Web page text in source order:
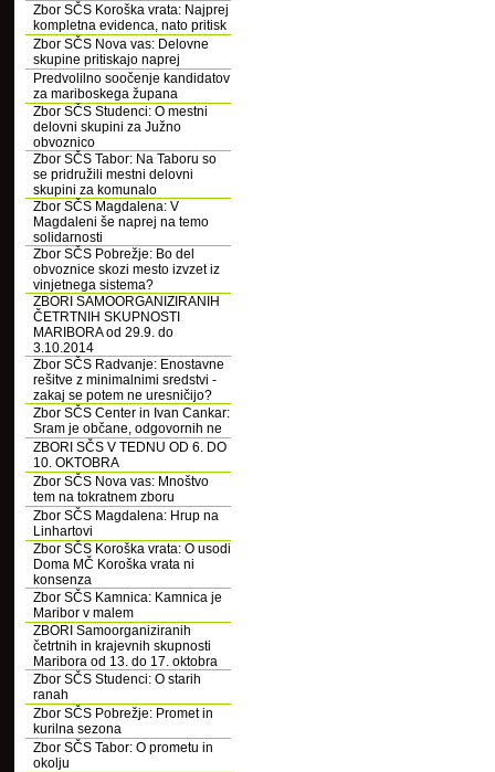
Zbor SČS Koroška vrata: Najprej
kompletna evidenca, nato pritisk
Zbor SČS Nova vas: Delovne
skupine pritiskajo naprej
Predvolilno soočenje kandidatov
za mariboskega župana
Zbor SČS Studenci: O mestni
delovni skupini za Južno
obvoznico
Zbor SČS Tabor: Na Taboru so
se pridružili mestni delovni
skupini za komunalo
Zbor SČS Magdalena: V
Magdaleni še naprej na temo
solidarnosti
Zbor SČS Pobrežje: Bo del
obvoznice skozi mesto izvzet iz
vinjetnega sistema?
ZBORI SAMOORGANIZIRANIH
ČETRTNIH SKUPNOSTI
MARIBORA od 29.9. do
3.10.2014
Zbor SČS Radvanje: Enostavne
rešitve z minimalnimi sredstvi -
zakaj se potem ne uresničijo?
Zbor SČS Center in Ivan Cankar:
Sram je občane, odgovornih ne
ZBORI SČS V TEDNU OD 6. DO
10. OKTOBRA
Zbor SČS Nova vas: Mnoštvo
tem na tokratnem zboru
Zbor SČS Magdalena: Hrup na
Linhartovi
Zbor SČS Koroška vrata: O usodi
Doma MČ Koroška vrata ni
konsenza
Zbor SČS Kamnica: Kamnica je
Maribor v malem
ZBORI Samoorganiziranih
četrtnih in krajevnih skupnosti
Maribora od 13. do 17. oktobra
Zbor SČS Studenci: O starih
ranah
Zbor SČS Pobrežje: Promet in
kurilna sezona
Zbor SČS Tabor: O prometu in
okolju